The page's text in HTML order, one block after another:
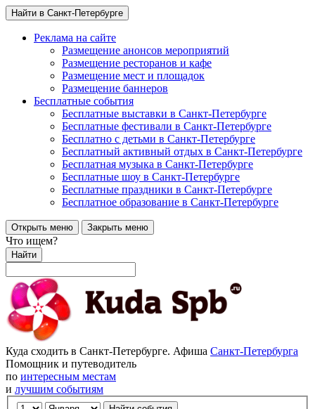
Найти в Санкт-Петербурге
Реклама на сайте
Размещение анонсов мероприятий
Размещение ресторанов и кафе
Размещение мест и площадок
Размещение баннеров
Бесплатные события
Бесплатные выставки в Санкт-Петербурге
Бесплатные фестивали в Санкт-Петербурге
Бесплатно с детьми в Санкт-Петербурге
Бесплатный активный отдых в Санкт-Петербурге
Бесплатная музыка в Санкт-Петербурге
Бесплатные шоу в Санкт-Петербурге
Бесплатные праздники в Санкт-Петербурге
Бесплатное образование в Санкт-Петербурге
Открыть меню Закрыть меню
Что ищем?
Найти
Куда сходить в Санкт-Петербурге. Афиша Санкт-Петербурга
Помощник и путеводитель
по интересным местам
и лучшим событиям